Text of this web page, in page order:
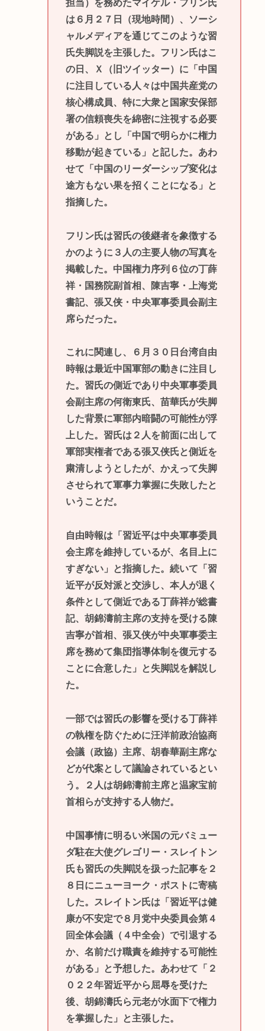
担当）を務めたマイケル・フリン氏
は６月２７日（現地時間）、ソーシ
ャルメディアを通じてこのような習
氏失脚説を主張した。フリン氏はこ
の日、Ｘ（旧ツイッター）に「中国
に注目している人々は中国共産党の
核心構成員、特に大衆と国家安保部
署の信頼喪失を綿密に注視する必要
がある」とし「中国で明らかに権力
移動が起きている」と記した。あわ
せて「中国のリーダーシップ変化は
途方もない果を招くことになる」と
指摘した。
フリン氏は習氏の後継者を象徴する
かのように３人の主要人物の写真を
掲載した。中国権力序列６位の丁薛
祥・国務院副首相、陳吉寧・上海党
書記、張又侠・中央軍事委員会副主
席らだった。
これに関連し、６月３０日台湾自由
時報は最近中国軍部の動きに注目し
た。習氏の側近であり中央軍事委員
会副主席の何衛東氏、苗華氏が失脚
した背景に軍部内暗闘の可能性が浮
上した。習氏は２人を前面に出して
軍部実権者である張又侠氏と側近を
粛清しようとしたが、かえって失脚
させられて軍事力掌握に失敗したと
いうことだ。
自由時報は「習近平は中央軍事委員
会主席を維持しているが、名目上に
すぎない」と指摘した。続いて「習
近平が反対派と交渉し、本人が退く
条件として側近である丁薛祥が総書
記、胡錦濤前主席の支持を受ける陳
吉寧が首相、張又侠が中央軍事委主
席を務めて集団指導体制を復元する
ことに合意した」と失脚説を解説し
た。
一部では習氏の影響を受ける丁薛祥
の執権を防ぐために汪洋前政治協商
会議（政協）主席、胡春華副主席な
どが代案として議論されているとい
う。２人は胡錦濤前主席と温家宝前
首相らが支持する人物だ。
中国事情に明るい米国の元バミュー
ダ駐在大使グレゴリー・スレイトン
氏も習氏の失脚説を扱った記事を２
８日にニューヨーク・ポストに寄稿
した。スレイトン氏は「習近平は健
康が不安定で８月党中央委員会第４
回全体会議（４中全会）で引退する
か、名前だけ職責を維持する可能性
がある」と予想した。あわせて「２
０２２年習近平から屈辱を受けた
後、胡錦濤氏ら元老が水面下で権力
を掌握した」と主張した。